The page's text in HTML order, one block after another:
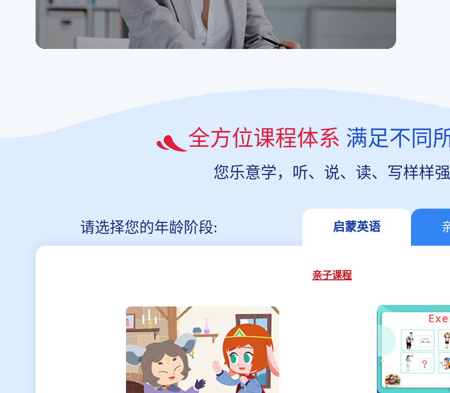
全方位课程体系 满足不同
您乐意学，听、说、读、写样样强
请选择您的年龄阶段: 启蒙英语
亲子课程